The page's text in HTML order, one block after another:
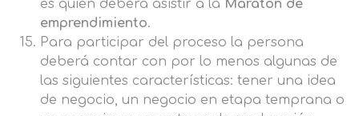
es quien deberá asistir a la Maratón de
emprendimiento.
Para participar del proceso la persona
deberá contar con por lo menos algunas de
las siguientes características: tener una idea
de negocio, un negocio en etapa temprana o